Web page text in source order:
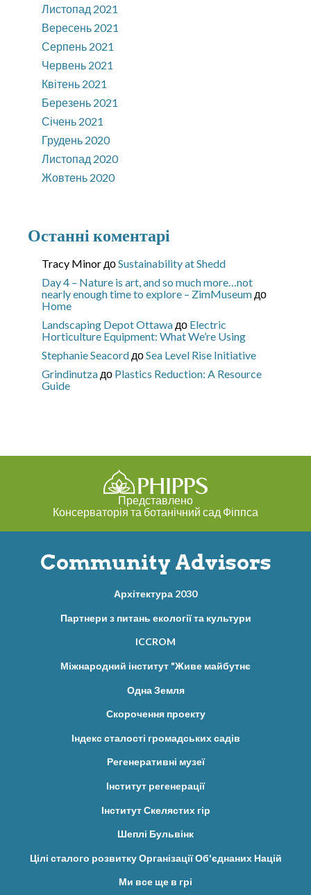
Листопад 2021
Вересень 2021
Серпень 2021
Червень 2021
Квітень 2021
Березень 2021
Січень 2021
Грудень 2020
Листопад 2020
Жовтень 2020
Останні коментарі
Tracy Minor доSustainability at Shedd
Day 4 – Nature is art, and so much more…not
nearly enough time to explore – ZimMuseum до
Home
Landscaping Depot Ottawa до Electric
Horticulture Equipment: What We’re Using
Stephanie Seacord доSea Level Rise Initiative
Grindinutza до Plastics Reduction: A Resource
Guide
Представлено
Консерваторія та ботанічний сад Фіппса
Community Advisors
Архітектура 2030
Партнери з питань екології та культури
ICCROM
Міжнародний інститут "Живе майбутнє
Одна Земля
Скорочення проекту
Індекс сталості громадських садів
Регенеративні музеї
Інститут регенерації
Інститут Скелястих гір
Шеплі Бульвінк
Цілі сталого розвитку Організації Об'єднаних Націй
Ми все ще в грі